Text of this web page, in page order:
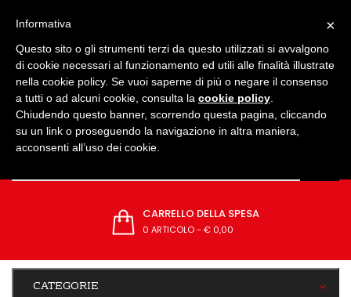
CARRELLO DELLA SPESA
0 ARTICOLO- € 0,00
CATEGORIE
×
Informativa
Questo sito o gli strumenti terzi da questo utilizzati si avvalgono
di cookie necessari al funzionamento ed utili alle finalità illustrate
nella cookie policy. Se vuoi saperne di più o negare il consenso
a tutti o ad alcuni cookie, consulta la cookie policy
Chiudendo questo banner, scorrendo questa pagina, cliccando
su un link o proseguendo la navigazione in altra maniera,
acconsenti all’uso dei cookie.